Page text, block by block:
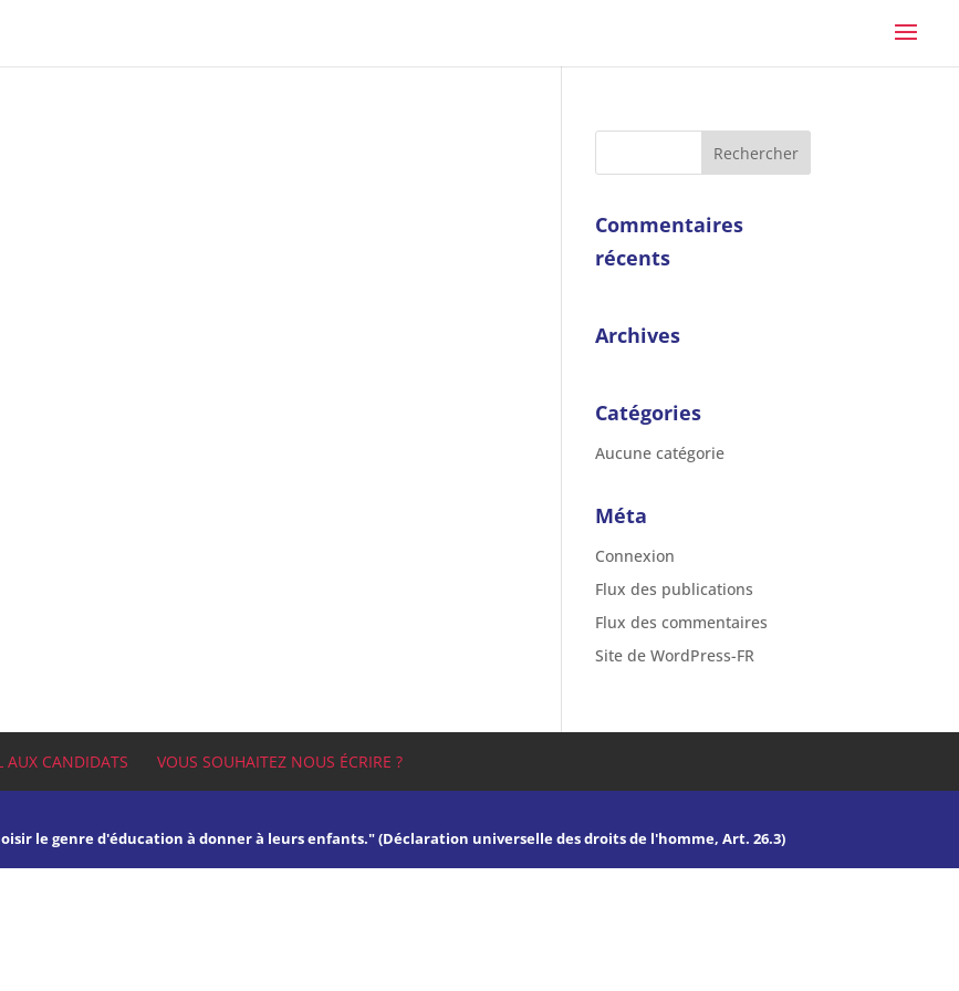
Commentaires
récents
Archives
Catégories
Aucune catégorie
Méta
Connexion
Flux des publications
Flux des commentaires
Site de WordPress-FR
AUX CANDIDATS VOUS SOUHAITEZ NOUS ÉCRIRE ?
le genre d'éducation à donner à leurs enfants." (Déclaration universelle des droits de l'homme, Art. 26.3)